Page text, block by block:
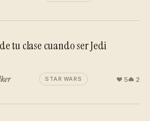
tu clase cuando ser Jedi
STAR WARS 5 2